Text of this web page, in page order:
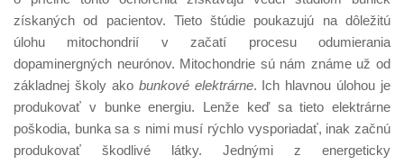
získaných od pacientov. Tieto štúdie poukazujú na dôležitú
úlohu mitochondrií v začatí procesu odumierania
dopaminergných neurónov. Mitochondrie sú nám známe už od
základnej školy ako bunkové elektrárne. Ich hlavnou úlohou je
produkovať v bunke energiu. Lenže keď sa tieto elektrárne
poškodia, bunka sa s nimi musí rýchlo vysporiadať, inak začnú
produkovať škodlivé látky. Jednými z energeticky